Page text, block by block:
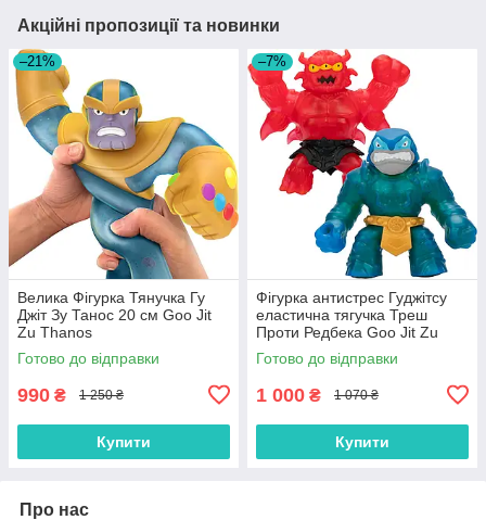
Акційні пропозиції та новинки
–21%
Велика Фігурка Тянучка Гу
Джіт Зу Танос 20 см Goo Jit
Zu Thanos
Готово до відправки
990 ₴ 1 250 ₴
Купити
–7%
Фігурка антистрес Гуджітсу
еластична тягучка Треш
Проти Редбека Goo Jit Zu
42791
Готово до відправки
1 000 ₴ 1 070 ₴
Купити
Про нас